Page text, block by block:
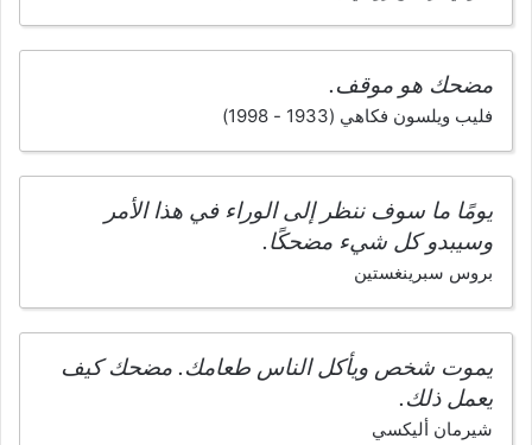
مضحك هو موقف.
فليب ويلسون فكاهي (1933 - 1998)
يومًا ما سوف ننظر إلى الوراء في هذا الأمر
وسيبدو كل شيء مضحكًا.
بروس سبرينغستين
يموت شخص ويأكل الناس طعامك. مضحك كيف
يعمل ذلك.
شيرمان أليكسي